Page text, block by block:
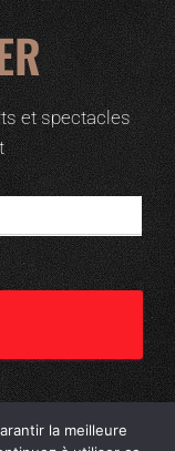
et spectacles
la meilleure